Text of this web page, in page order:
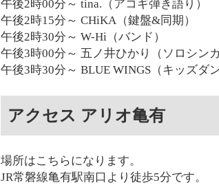
午後2時00分～ tina.（アコギ弾き語り）
午後2時15分～ CHiKA（鍵盤&同期）
午後2時30分～ W-Hi（バンド）
午後3時00分～ 五ノ井ひかり（ソロシンガ
午後3時30分～ BLUE WINGS（キッズダン
アクセス アリオ亀有
場所はこちらになります。
JR常磐線亀有駅南口より徒歩5分です。